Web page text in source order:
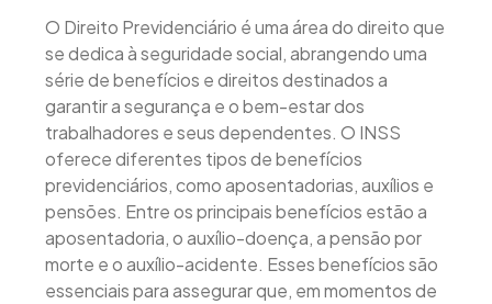
O Direito Previdenciário é uma área do direito que
se dedica à seguridade social, abrangendo uma
série de benefícios e direitos destinados a
garantir a segurança e o bem-estar dos
trabalhadores e seus dependentes. O INSS
oferece diferentes tipos de benefícios
previdenciários, como aposentadorias, auxílios e
pensões. Entre os principais benefícios estão a
aposentadoria, o auxílio-doença, a pensão por
morte e o auxílio-acidente. Esses benefícios são
essenciais para assegurar que, em momentos de